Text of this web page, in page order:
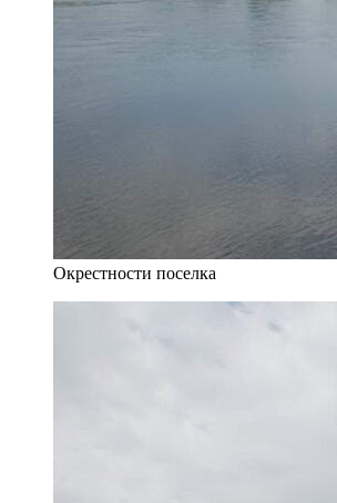
Окрестности поселка